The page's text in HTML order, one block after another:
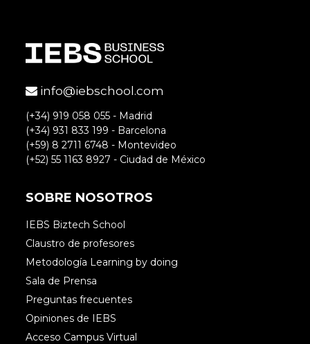
info@iebschool.com
(+34) 919 058 055 - Madrid
(+34) 931 833 199 - Barcelona
(+59) 8 2711 6748 - Montevideo
(+52) 55 1163 8927 - Ciudad de México
SOBRE NOSOTROS
IEBS Biztech School
Claustro de profesores
Metodología Learning by doing
Sala de Prensa
Preguntas frecuentes
Opiniones de IEBS
Acceso Campus Virtual